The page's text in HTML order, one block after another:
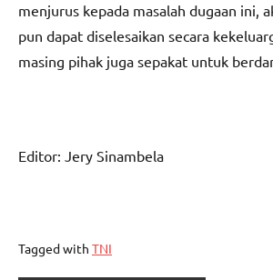
menjurus kepada masalah dugaan ini,
pun dapat diselesaikan secara
masing pihak juga sepakat untuk
Editor: Jery Sinambela
Tagged with TNI